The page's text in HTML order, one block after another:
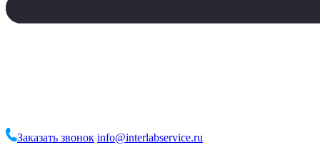
Заказать звонок info@interlabservice.ru